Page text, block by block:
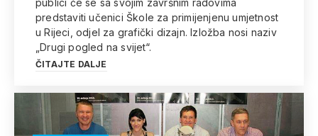
publici će se sa svojim završnim radovima
predstaviti učenici Škole za primijenjenu umjetnost
u Rijeci, odjel za grafički dizajn. Izložba nosi naziv
„Drugi pogled na svijet“.
ČITAJTE DALJE